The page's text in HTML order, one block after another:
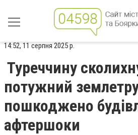
14:52, 11 серпня 2025 р.
Туреччину
потужний
пошкоджено
афтершоки